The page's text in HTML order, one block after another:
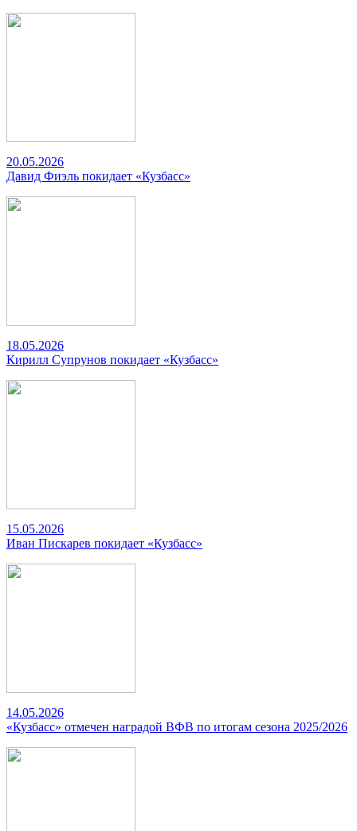
20.05.2026
Давид Фиэль покидает «Кузбасс»
18.05.2026
Кирилл Супрунов покидает «Кузбасс»
15.05.2026
Иван Пискарев покидает «Кузбасс»
14.05.2026
«Кузбасс» отмечен наградой ВФВ по итогам сезона 2025/2026